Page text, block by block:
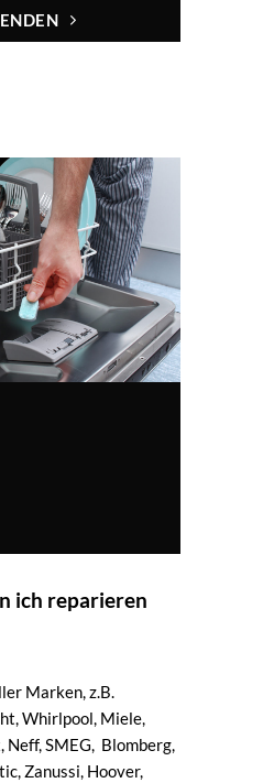
ich reparieren
Marken, z.B.
Whirlpool, Miele,
Neff, SMEG, Blomberg,
Zanussi, Hoover,